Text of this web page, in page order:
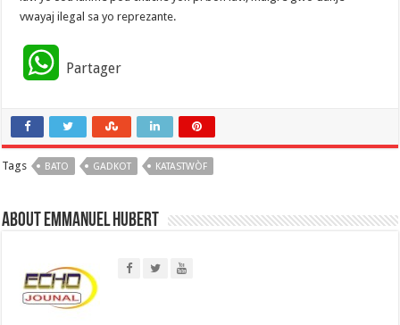
vwayaj ilegal sa yo reprezante.
W
a
t
p
p
Partager
Tags BATO GADKOT KATASTWÒF
About Emmanuel Hubert